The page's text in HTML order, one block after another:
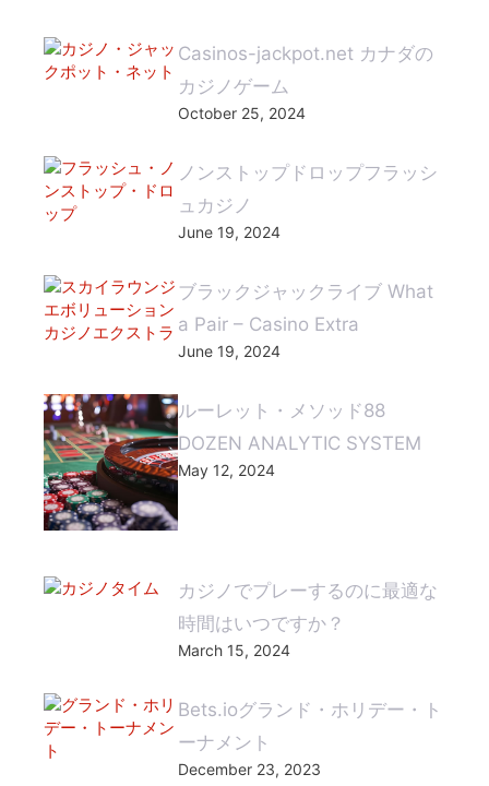
Casinos-jackpot.net カナダの
カジノゲーム
October 25, 2024
ノンストップドロップフラッシ
ュカジノ
June 19, 2024
ブラックジャックライブ What
a Pair – Casino Extra
June 19, 2024
ルーレット・メソッド88
DOZEN ANALYTIC SYSTEM
May 12, 2024
カジノでプレーするのに最適な
時間はいつですか？
March 15, 2024
Bets.ioグランド・ホリデー・ト
ーナメント
December 23, 2023